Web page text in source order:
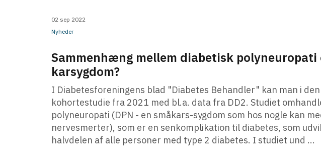
02 sep 2022
Nyheder
Sammenhæng mellem diabetisk polyneuropati
karsygdom?
I Diabetesforeningens blad "Diabetes Behandler" kan man i
kohortestudie fra 2021 med bl.a. data fra DD2. Studiet
polyneuropati (DPN - en småkars-sygdom som hos nogle kan
nervesmerter), som er en senkomplikation til diabetes, som
halvdelen af alle personer med type 2 diabetes. I studiet und ...